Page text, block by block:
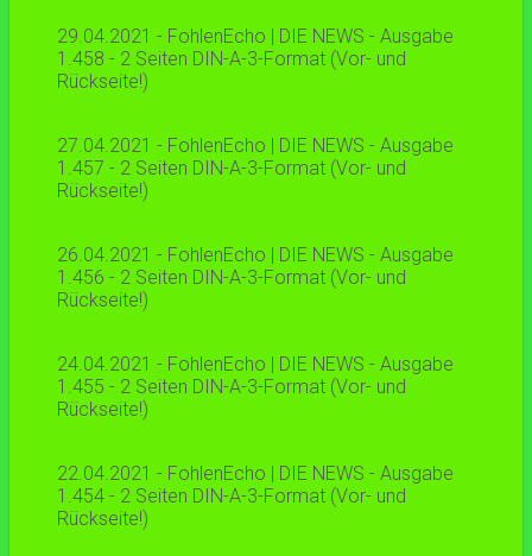
29.04.2021 - FohlenEcho | DIE NEWS - Ausgabe
1.458 - 2 Seiten DIN-A-3-Format (Vor- und
Rückseite!)
27.04.2021 - FohlenEcho | DIE NEWS - Ausgabe
1.457 - 2 Seiten DIN-A-3-Format (Vor- und
Rückseite!)
26.04.2021 - FohlenEcho | DIE NEWS - Ausgabe
1.456 - 2 Seiten DIN-A-3-Format (Vor- und
Rückseite!)
24.04.2021 - FohlenEcho | DIE NEWS - Ausgabe
1.455 - 2 Seiten DIN-A-3-Format (Vor- und
Rückseite!)
22.04.2021 - FohlenEcho | DIE NEWS - Ausgabe
1.454 - 2 Seiten DIN-A-3-Format (Vor- und
Rückseite!)